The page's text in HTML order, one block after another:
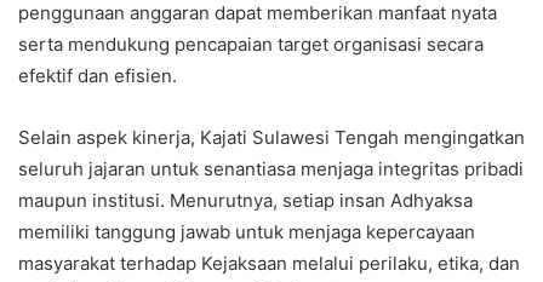
penggunaan anggaran dapat memberikan manfaat nyata
serta mendukung pencapaian target organisasi secara
efektif dan efisien.
Selain aspek kinerja, Kajati Sulawesi Tengah mengingatkan
seluruh jajaran untuk senantiasa menjaga integritas pribadi
maupun institusi. Menurutnya, setiap insan Adhyaksa
memiliki tanggung jawab untuk menjaga kepercayaan
masyarakat terhadap Kejaksaan melalui perilaku, etika, dan